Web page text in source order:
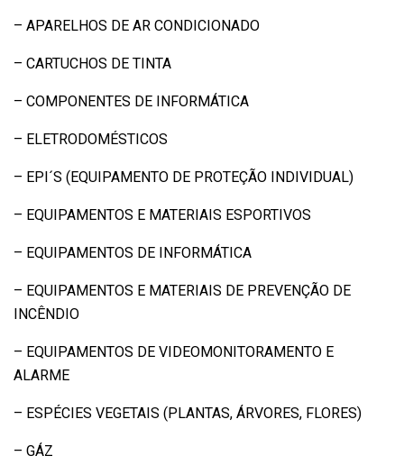
– APARELHOS DE AR CONDICIONADO
– CARTUCHOS DE TINTA
– COMPONENTES DE INFORMÁTICA
– ELETRODOMÉSTICOS
– EPI´S (EQUIPAMENTO DE PROTEÇÃO INDIVIDUAL)
– EQUIPAMENTOS E MATERIAIS ESPORTIVOS
– EQUIPAMENTOS DE INFORMÁTICA
– EQUIPAMENTOS E MATERIAIS DE PREVENÇÃO DE
INCÊNDIO
– EQUIPAMENTOS DE VIDEOMONITORAMENTO E
ALARME
– ESPÉCIES VEGETAIS (PLANTAS, ÁRVORES, FLORES)
– GÁZ